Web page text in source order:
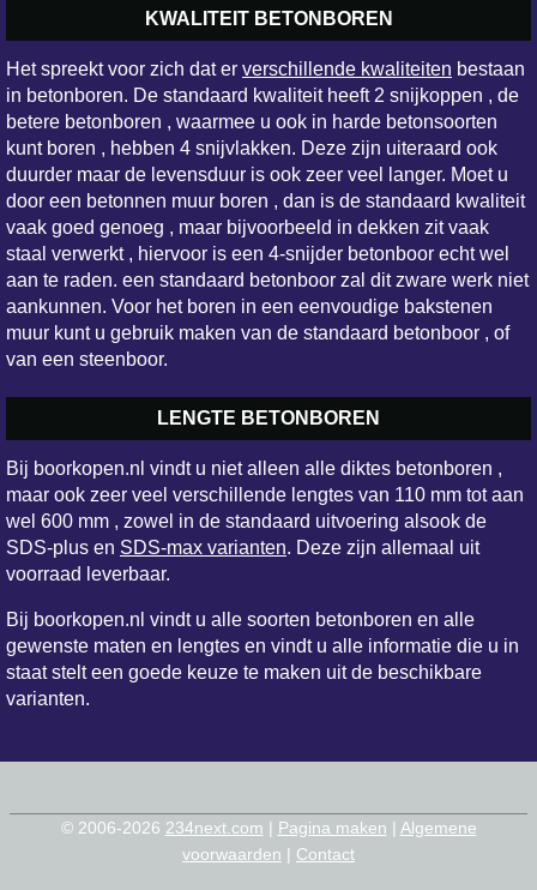
KWALITEIT BETONBOREN
Het spreekt voor zich dat er verschillende kwaliteiten bestaan
in betonboren. De standaard kwaliteit heeft 2 snijkoppen , de
betere betonboren , waarmee u ook in harde betonsoorten
kunt boren , hebben 4 snijvlakken. Deze zijn uiteraard ook
duurder maar de levensduur is ook zeer veel langer. Moet u
door een betonnen muur boren , dan is de standaard kwaliteit
vaak goed genoeg , maar bijvoorbeeld in dekken zit vaak
staal verwerkt , hiervoor is een 4-snijder betonboor echt wel
aan te raden. een standaard betonboor zal dit zware werk niet
aankunnen. Voor het boren in een eenvoudige bakstenen
muur kunt u gebruik maken van de standaard betonboor , of
van een steenboor.
LENGTE BETONBOREN
Bij boorkopen.nl vindt u niet alleen alle diktes betonboren ,
maar ook zeer veel verschillende lengtes van 110 mm tot aan
wel 600 mm , zowel in de standaard uitvoering alsook de
SDS-plus en SDS-max varianten. Deze zijn allemaal uit
voorraad leverbaar.
Bij boorkopen.nl vindt u alle soorten betonboren en alle
gewenste maten en lengtes en vindt u alle informatie die u in
staat stelt een goede keuze te maken uit de beschikbare
varianten.
© 2006-2026 234next.com | Pagina maken | Algemene
voorwaarden | Contact